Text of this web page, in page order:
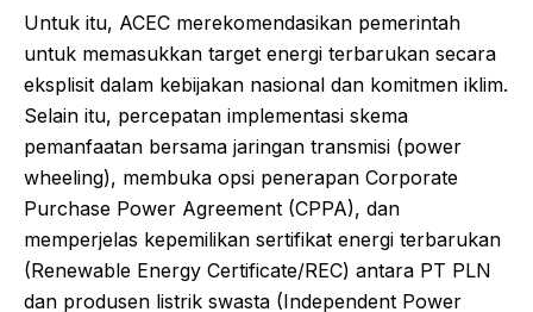
Untuk itu, ACEC merekomendasikan pemerintah
untuk memasukkan target energi terbarukan secara
eksplisit dalam kebijakan nasional dan komitmen iklim.
Selain itu, percepatan implementasi skema
pemanfaatan bersama jaringan transmisi (power
wheeling), membuka opsi penerapan Corporate
Purchase Power Agreement (CPPA), dan
memperjelas kepemilikan sertifikat energi terbarukan
(Renewable Energy Certificate/REC) antara PT PLN
dan produsen listrik swasta (Independent Power